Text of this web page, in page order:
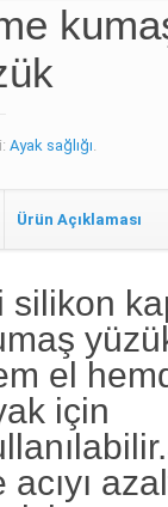
Ayak sağlığı.
Ürün Açıklaması
silikon
el
için
acıyı